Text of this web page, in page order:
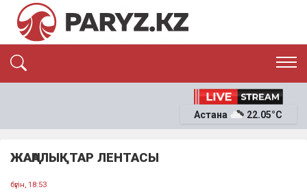
ЭКОНОМИКА
ОҚИҒА
Астана 22.05°C
ЖАҢАЛЫҚТАР ЛЕНТАСЫ
бүгін, 18:53